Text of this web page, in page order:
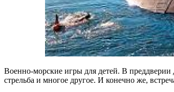
Военно-морские игры для детей. В преддверии
стрельба и многое другое. И конечно же,